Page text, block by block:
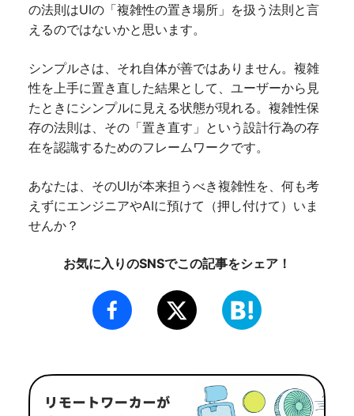
の法則はUIの「複雑性の置き場所」を扱う法則と言
えるのではないかと思います。
シンプルさは、それ自体が善ではありません。複雑
性を上手に置き直した結果として、ユーザーから見
たときにシンプルに見える状態が現れる。複雑性保
存の法則は、その「置き直す」という設計行為の存
在を認識するためのフレームワークです。
あなたは、そのUIが本来担うべき複雑性を、何も考
えずにエンジニアやAIに預けて（押し付けて）いま
せんか？
お気に入りのSNSでこの記事をシェア！